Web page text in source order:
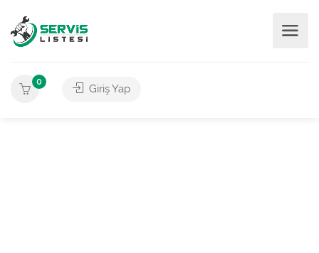
0
Giriş Yap